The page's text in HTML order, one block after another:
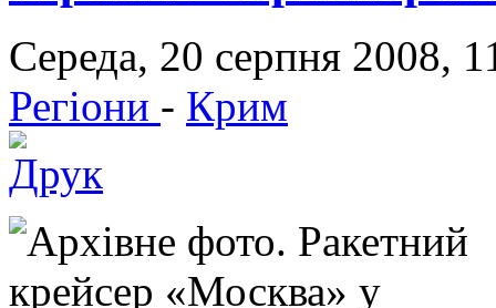
Середа, 20 серпня 2008,
Регіони - Крим